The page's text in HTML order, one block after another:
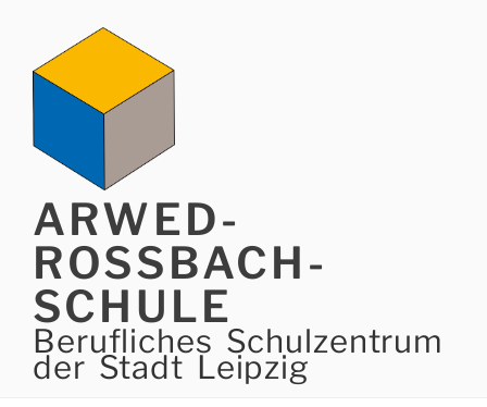
springen
ARWED-
ROSSBACH-
SCHULE
Berufliches Schulzentrum
der Stadt Leipzig